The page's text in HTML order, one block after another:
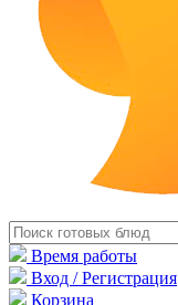
Время работы
Вход / Регистрация
Корзина